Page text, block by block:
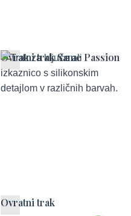
Ovratni trak Same Passion
Ovratni trak